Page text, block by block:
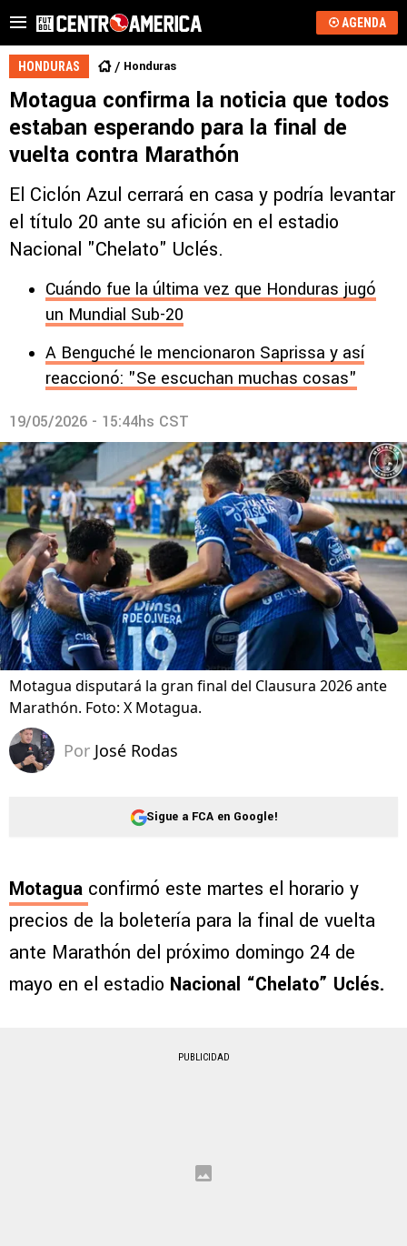
AGENDA
HONDURAS Honduras
Motagua confirma la noticia que todos
estaban esperando para la final de
vuelta contra Marathón
El Ciclón Azul cerrará en casa y podría levantar
el título 20 ante su afición en el estadio
Nacional "Chelato" Uclés.
Cuándo fue la última vez que Honduras jugó
un Mundial Sub-20
A Benguché le mencionaron Saprissa y así
reaccionó: "Se escuchan muchas cosas"
19/05/2026 - 15:44hs CST
Motagua disputará la gran final del Clausura 2026 ante
Marathón. Foto: X Motagua.
Por José Rodas
Sigue a FCA en Google!
Motagua confirmó este martes el horario y
precios de la boletería para la final de vuelta
ante Marathón del próximo domingo 24 de
mayo en el estadio Nacional “Chelato” Uclés.
PUBLICIDAD